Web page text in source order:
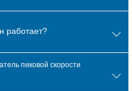
работает?
пиковой скорости